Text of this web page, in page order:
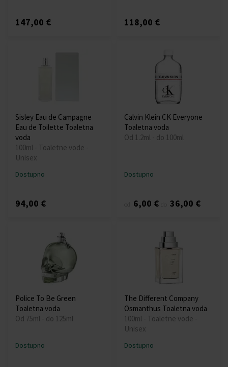
147,00 € 118,00 €
Sisley Eau de Campagne
Eau de Toilette Toaletna
voda
100ml - Toaletne vode -
Unisex
Dostupno
94,00 €
Calvin Klein CK Everyone
Toaletna voda
Od 1.2ml - do 100ml
Dostupno
6,00 € 36,00 €
Police To Be Green
Toaletna voda
Od 75ml - do 125ml
Dostupno
The Different Company
Osmanthus Toaletna voda
100ml - Toaletne vode -
Unisex
Dostupno